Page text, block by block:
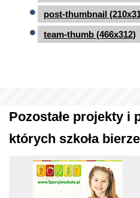
post-thumbnail
team-thumb (466x312)
Pozostałe projekty i
których szkoła